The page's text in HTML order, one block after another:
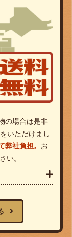
の場合は是非
いただけまし
弊社負担。 お
い。